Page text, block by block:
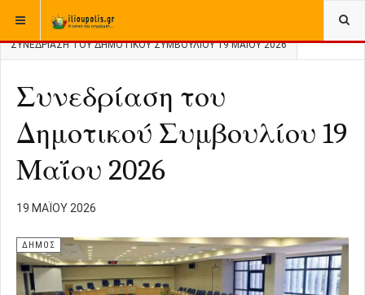
ΒΡΊΣΚΕΣΤΕ ΕΔΏ: ΑΡΧΙΚΉ
ΣΥΝΕΔΡΊΑΣΗ ΤΟΥ ΔΗΜΟΤΙΚΟΎ ΣΥΜΒΟΥΛΊΟΥ 19 ΜΑΪ́ΟΥ 2026
Συνεδρίαση του
Δημοτικού Συμβουλίου 19
Μαΐου 2026
19 ΜΑΪ́ΟΥ 2026
ΔΗΜΟΣ